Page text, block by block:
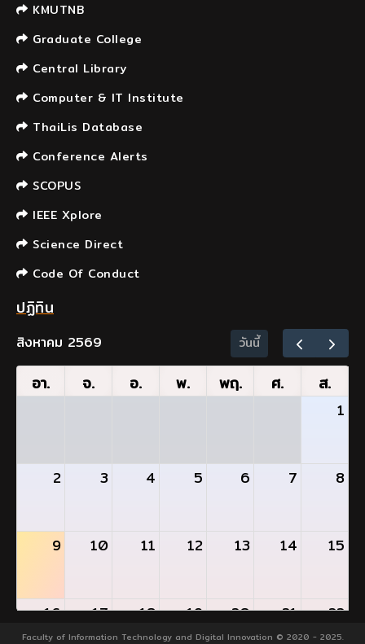
KMUTNB
Graduate College
Central Library
Computer & IT Institute
ThaiLis Database
Conference Alerts
SCOPUS
IEEE Xplore
Science Direct
Code Of Conduct
ปฏิทิน
สิงหาคม 2569 วันนี้
อา. จ. อ. พ. พฤ. ศ. ส.
1
2 3 4 5 6 7 8
9 10 11 12 13 14 15
16 17
- วันแรกของการสอบกลางภาคเรียน 1/2569
18 19 20 21 22
Faculty of Information Technology and Digital Innovation © 2020 - 2025.